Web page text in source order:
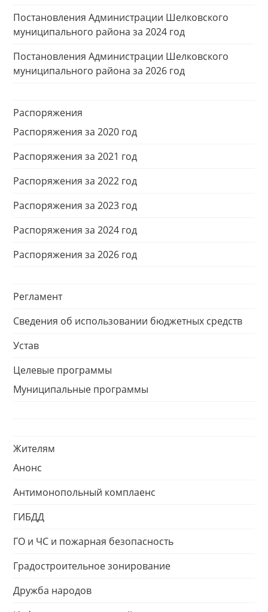
Постановления Администрации Шелковского
муниципального района за 2024 год
Постановления Администрации Шелковского
муниципального района за 2026 год
Распоряжения
Распоряжения за 2020 год
Распоряжения за 2021 год
Распоряжения за 2022 год
Распоряжения за 2023 год
Распоряжения за 2024 год
Распоряжения за 2026 год
Регламент
Сведения об использовании бюджетных средств
Устав
Целевые программы
Муниципальные программы
Жителям
Анонс
Антимонопольный комплаенс
ГИБДД
ГО и ЧС и пожарная безопасность
Градостроительное зонирование
Дружба народов